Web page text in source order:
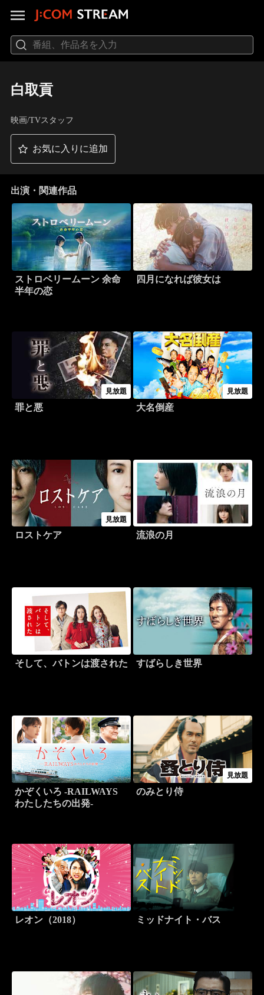
白取貢
映画/TVスタッフ
お気に入りに追加
出演・関連作品
ストロベリームーン 余命
半年の恋
四月になれば彼女は
見放題
罪と悪
見放題
大名倒産
見放題
ロストケア 流浪の月
そして、バトンは渡された すばらしき世界
かぞくいろ -RAILWAYS
わたしたちの出発-
見放題
のみとり侍
レオン（2018） ミッドナイト・バス